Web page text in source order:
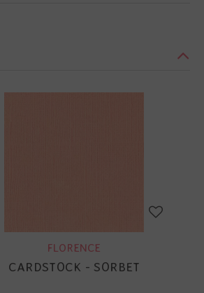
FLORENCE
CARDSTOCK - SORBET